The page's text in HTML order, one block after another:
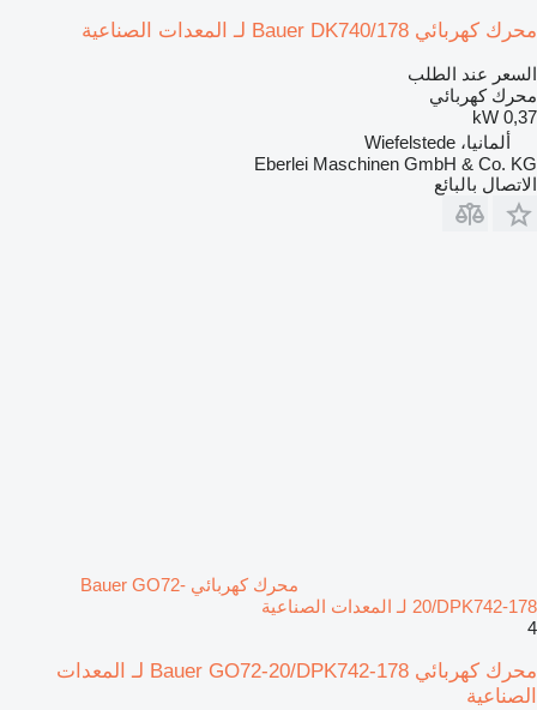
محرك كهربائي Bauer DK740/178 لـ المعدات الصناعية
السعر عند الطلب
محرك كهربائي
0,37 kW
ألمانيا، Wiefelstede
Eberlei Maschinen GmbH & Co. KG
الاتصال بالبائع
محرك كهربائي Bauer GO72-
20/DPK742-178 لـ المعدات الصناعية
4
محرك كهربائي Bauer GO72-20/DPK742-178 لـ المعدات
الصناعية